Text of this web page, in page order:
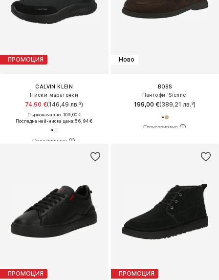
ПРОМОЦИЯ
CALVIN KLEIN
Ниски маратонки
74,90 €(146,49 лв.³)
Първоначално: 109,00 €
Последна най-ниска цена:56,94 €
Ново
BOSS
Пантофи 'Sienne'
199,00 €(389,21 лв.³)
ПРОМОЦИЯ ПРОМОЦИЯ